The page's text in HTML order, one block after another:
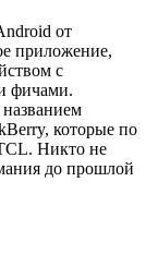
от
приложение,
с
фичами.
которые по
Никто не
до прошлой